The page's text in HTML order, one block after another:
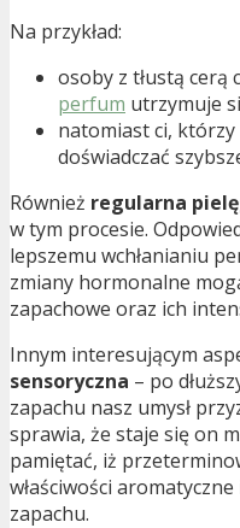
Na przykład:
osoby z tłustą cerą
perfum utrzymuje
natomiast ci,
doświadczać
Również regularna
w tym procesie.
lepszemu wchłanianiu
zmiany hormonalne
zapachowe oraz ich
Innym interesującym
sensoryczna – po
zapachu nasz umysł
sprawia, że staje się on
pamiętać, iż
właściwości
zapachu.